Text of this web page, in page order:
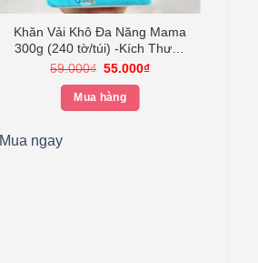
Khăn Vải Khô Đa Năng Mama
300g (240 tờ/túi) -Kích Thước
15x18cm
59.000₫ Giá
là:
59.000₫.
55.000₫Giá
Mua hàng
Mua ngay